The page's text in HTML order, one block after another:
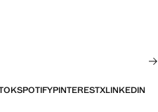
SPOTIFYPINTERESTXLINKEDIN